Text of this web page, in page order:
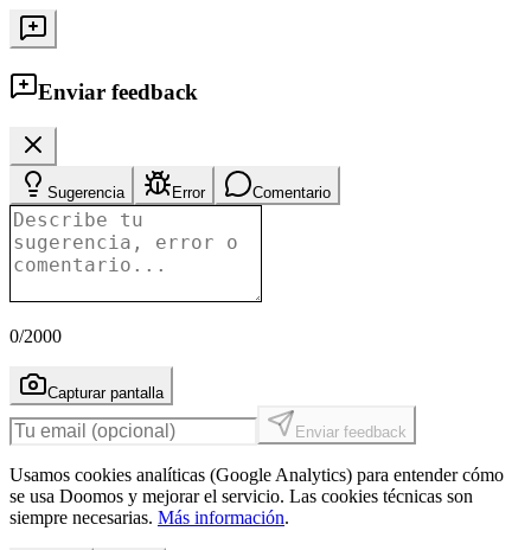
Enviar feedback
Sugerencia Error Comentario
0/2000
Capturar pantalla
Enviar feedback
Usamos cookies analíticas (Google Analytics) para entender cómo
se usa Doomos y mejorar el servicio. Las cookies técnicas son
siempre necesarias. Más información.